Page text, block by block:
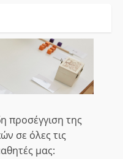
προσέγγιση της
σε όλες τις
μας: